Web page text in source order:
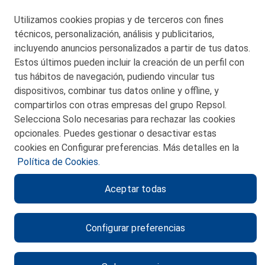
© 2026 Petronor S.A.
CONTACTO
MAPA WEB
POLITICA DE PRIVACIDAD
POLITICA DE COOKIES
CANAL DE ÉTICA
Utilizamos cookies propias y de terceros con fines
técnicos, personalización, análisis y publicitarios,
incluyendo anuncios personalizados a partir de tus datos.
Estos últimos pueden incluir la creación de un perfil con
tus hábitos de navegación, pudiendo vincular tus
dispositivos, combinar tus datos online y offline, y
compartirlos con otras empresas del grupo Repsol.
Selecciona Solo necesarias para rechazar las cookies
opcionales. Puedes gestionar o desactivar estas
cookies en Configurar preferencias. Más detalles en la
Política de Cookies.
Configurar preferencias
Aceptar todas